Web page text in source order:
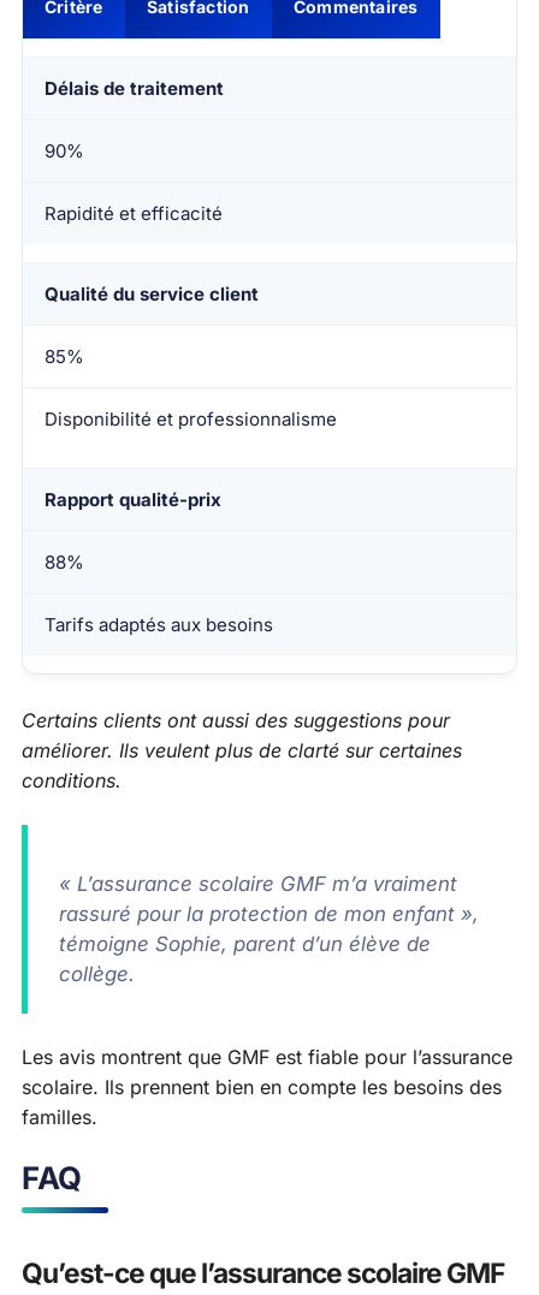
Critère Satisfaction Commentaires
Délais de traitement
90%
Rapidité et efficacité
Qualité du service client
85%
Disponibilité et professionnalisme
Rapport qualité-prix
88%
Tarifs adaptés aux besoins
Certains clients ont aussi des suggestions pour
améliorer. Ils veulent plus de clarté sur certaines
conditions.
« L’assurance scolaire GMF m’a vraiment
rassuré pour la protection de mon enfant »,
témoigne Sophie, parent d’un élève de
collège.
Les avis montrent que GMF est fiable pour l’assurance
scolaire. Ils prennent bien en compte les besoins des
familles.
FAQ
Qu’est-ce que l’assurance scolaire GMF